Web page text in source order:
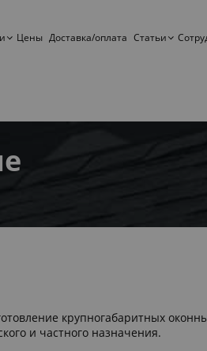
Цены Доставка/оплата Статьи
крупногабаритных
и частного назначения.